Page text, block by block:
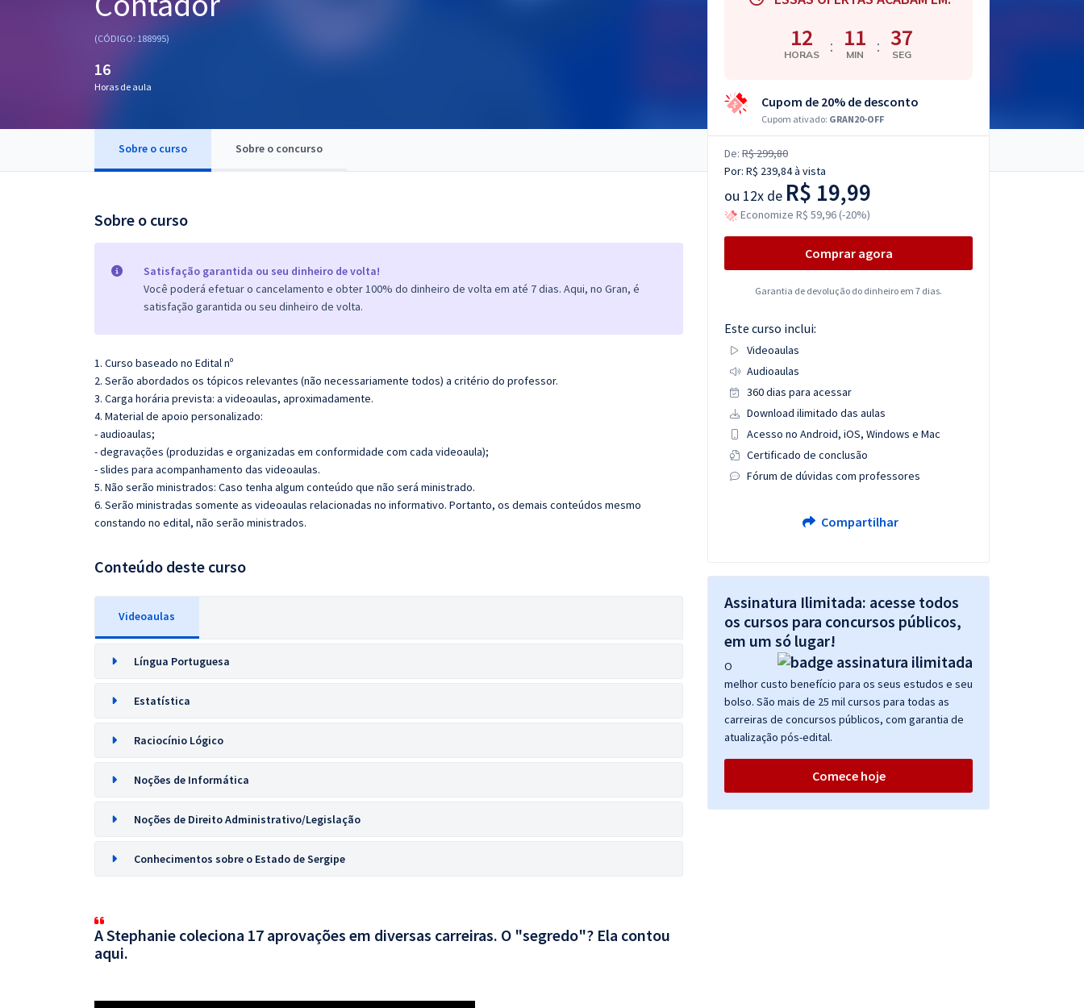
Questões grátis
(CÓDIGO: 188995)
16
Horas de aula
Sobre o curso Sobre o concurso
Sobre o curso
Satisfação garantida ou seu dinheiro de volta!
Você poderá efetuar o cancelamento e obter 100% do dinheiro de volta em até 7 dias. Aqui, no Gran, é
satisfação garantida ou seu dinheiro de volta.
1. Curso baseado no Edital nº
2. Serão abordados os tópicos relevantes (não necessariamente todos) a critério do professor.
3. Carga horária prevista: a videoaulas, aproximadamente.
4. Material de apoio personalizado:
- audioaulas;
- degravações (produzidas e organizadas em conformidade com cada videoaula);
- slides para acompanhamento das videoaulas.
5. Não serão ministrados: Caso tenha algum conteúdo que não será ministrado.
6. Serão ministradas somente as videoaulas relacionadas no informativo. Portanto, os demais conteúdos mesmo
constando no edital, não serão ministrados.
Conteúdo deste curso
Videoaulas
Língua Portuguesa
Estatística
Raciocínio Lógico
Noções de Informática
Noções de Direito Administrativo/Legislação
Conhecimentos sobre o Estado de Sergipe
A Stephanie coleciona 17 aprovações em diversas carreiras. O "segredo"? Ela contou
aqui.
12
HORAS : 11
MIN : 36
SEG
Cupom de 20% de desconto
Cupom ativado: GRAN20-OFF
De: R$ 299,80
Por: R$ 239,84à vista
ou 12x de R$ 19,99
Economize R$ 59,96 (-20%)
Comprar agora
Garantia de devolução do dinheiro em 7 dias.
Este curso inclui:
Videoaulas
Audioaulas
360 dias para acessar
Download ilimitado das aulas
Acesso no Android, iOS, Windows e Mac
Certificado de conclusão
Fórum de dúvidas com professores
Compartilhar
Assinatura Ilimitada: acesse todos
os cursos para concursos públicos,
em um só lugar!
O
melhor custo benefício para os seus estudos e seu
bolso. São mais de 25 mil cursos para todas as
carreiras de concursos públicos, com garantia de
atualização pós-edital.
Comece hoje